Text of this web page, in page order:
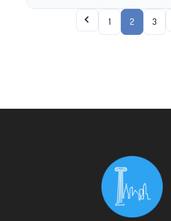
1 2 3